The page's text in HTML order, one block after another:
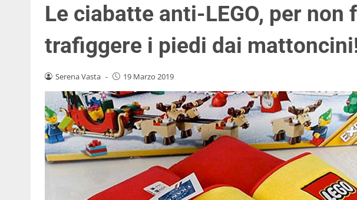
Le ciabatte anti-LEGO, per non
trafiggere i piedi dai
Serena Vasta - 19 Marzo 2019